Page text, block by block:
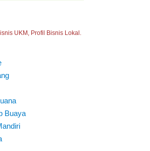
UKM, Profil Bisnis Lokal.
Buaya